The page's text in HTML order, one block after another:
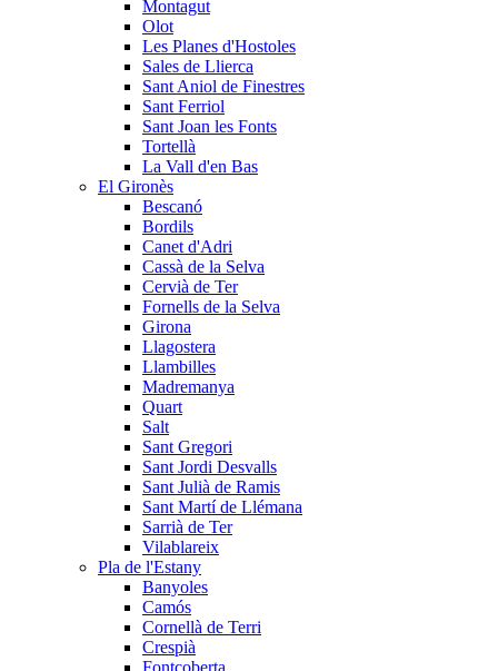
Montagut
Olot
Les Planes d'Hostoles
Sales de Llierca
Sant Aniol de Finestres
Sant Ferriol
Sant Joan les Fonts
Tortellà
La Vall d'en Bas
El Gironès
Bescanó
Bordils
Canet d'Adri
Cassà de la Selva
Cervià de Ter
Fornells de la Selva
Girona
Llagostera
Llambilles
Madremanya
Quart
Salt
Sant Gregori
Sant Jordi Desvalls
Sant Julià de Ramis
Sant Martí de Llémana
Sarrià de Ter
Vilablareix
Pla de l'Estany
Banyoles
Camós
Cornellà de Terri
Crespià
Fontcoberta